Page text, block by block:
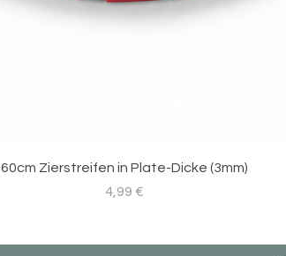
60cm Zierstreifen in Plate-Dicke (3mm)
Preis
4,99 €